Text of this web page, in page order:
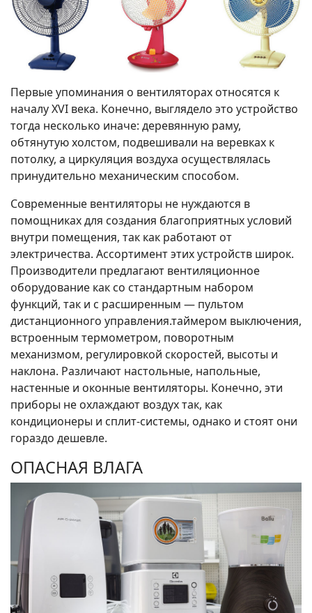
Первые упоминания о вентиляторах относятся к
началу XVI века. Конечно, выглядело это устройство
тогда несколько иначе: деревянную раму,
обтянутую холстом, подвешивали на веревках к
потолку, а циркуляция воздуха осуществлялась
принудительно механическим способом.
Современные вентиляторы не нуждаются в
помощниках для создания благоприятных условий
внутри помещения, так как работают от
электричества. Ассортимент этих устройств широк.
Производители предлагают вентиляционное
оборудование как со стандартным набором
функций, так и с расширенным — пультом
дистанционного управления.таймером выключения,
встроенным термометром, поворотным
механизмом, регулировкой скоростей, высоты и
наклона. Различают настольные, напольные,
настенные и оконные вентиляторы. Конечно, эти
приборы не охлаждают воздух так, как
кондиционеры и сплит-системы, однако и стоят они
гораздо дешевле.
ОПАСНАЯ ВЛАГА